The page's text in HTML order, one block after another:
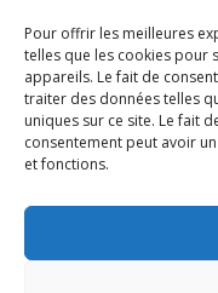
Pour offrir les meilleures
telles que les cookies pour
appareils. Le fait de
traiter des données telles
uniques sur ce site. Le fait
consentement peut avoir
et fonctions.